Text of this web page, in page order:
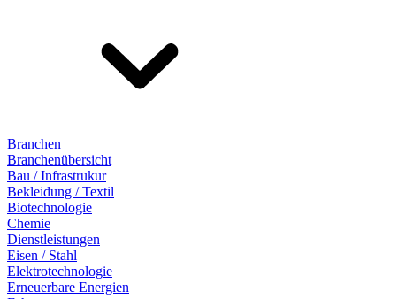
Branchen
Branchenübersicht
Bau / Infrastrukur
Bekleidung / Textil
Biotechnologie
Chemie
Dienstleistungen
Eisen / Stahl
Elektrotechnologie
Erneuerbare Energien